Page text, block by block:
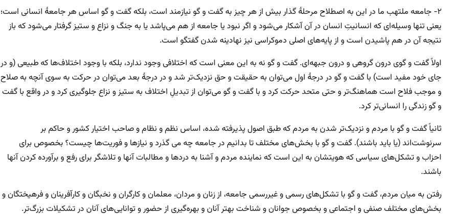
۲- جامعه ملتهب ما در این به اصطلاح مرحلهٔ گذار بیش از هر چیز به گفت و گو نیازمند است، بلکه گفت و گو اساس هر جامعهٔ انسانی است؛
یعنی تنها وسیله‌ای که انسانیتِ انسان در آن آشکار می‌شود و اگر نبود یا جامعه از هم می‌پاشد یا به جنگ و نزاع و ستیز گرفتار می‌شود که باز
نتیجه آن در هم پاشیدن است و از پایه‌های اصلی دموکراسی نیز نهادینه شدن گفتگو است.
اولاً گفت و گوی درون گروهی و درون جبهه‌ای. گفت و گو نه به این معنی است که اختلافی وجود ندارد، بلکه با وجود اختلاف‌ها که طبیعی (و در
جای خود مفید است) با گفت و گو در درجهٔ اول می‌توان به حقیقت و حق نزدیک‌تر شد و در درجهٔ بعد می‌توان در حرکت به سوی آنچه به صلاح
و موجب فلاح است هماهنگ‌تر و حتی متحد حرکت کرد و با گفت و گو می‌توان از تبدیلِ اختلاف به ستیز و نزاع جلوگیری کرد و در واقع با گفت
و گو زندگی را انسانی‌تر کرد.
ثانیاً گفت و گو با مردم و نزدیک‌تر شدن به مردم که طبق اصول پذیرفته شده، اساس نظم و نظام و صاحب اختیار کشور و حاکم بر
سرنوشت‌اند (یا باید باشند). گفت و گو با بخش‌های مختلف تا بدانیم در جامعه چه می گذرد و نیازها و فوریت‌ها چیست؟ بخصوص برای
احزاب و تشکل‌های سیاسی که هویتشان به این است که نماینده مردم و آشنا به دردها و مطالبات آنها و تلاشگر برای رفع و برآورده کردن آنها
باشند.
رفتن به میان مردم، گفت و گو با تشکل‌های رسمی و غیررسمی جامعه، از زنان و مردان، معلمان و کارگران و نخبگان و کارآفرینان و فرهیختگان و
بخش‌های مختلف صنفی و اجتماعی و بخصوص جوانان و شناخت بهتر آنان و بهره‌گیری از حضور و توانایی‌های آنان در تشکیلات بزرگ‌تر.